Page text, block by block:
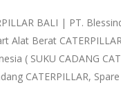
BALI | PT.
Berat
( SUKU CADANG
CATERPILLAR,